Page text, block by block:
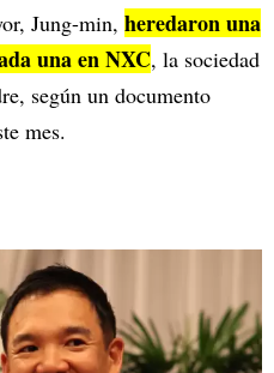
Jung-min, heredaron una
una en NXC, la sociedad
según un documento
mes.